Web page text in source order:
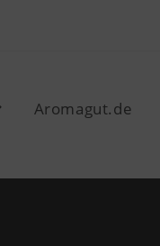
Aromagut.de